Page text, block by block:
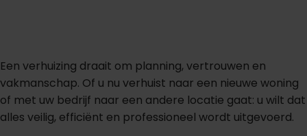
Een verhuizing draait om planning, vertrouwen en
vakmanschap. Of u nu verhuist naar een nieuwe woning
of met uw bedrijf naar een andere locatie gaat: u wilt dat
alles veilig, efficiënt en professioneel wordt uitgevoerd.